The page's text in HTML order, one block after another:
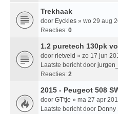
Trekhaak
door Eyckles » wo 29 aug
Reacties: 0
1.2 puretech 130pk
door rietveld » zo 17 jun
Laatste bericht door
Reacties: 2
2015 - Peugeot 508
door GT'tje » ma 27 apr
Laatste bericht door Donny